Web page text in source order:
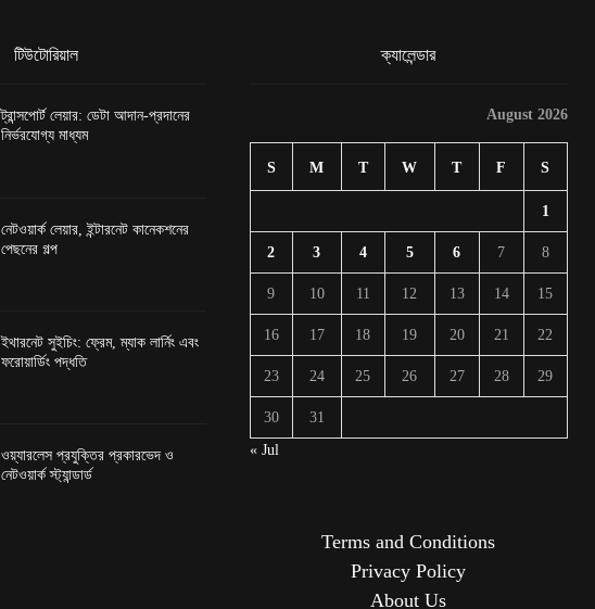
টিউটোরিয়াল
ট্রান্সপোর্ট লেয়ার: ডেটা আদান-প্রদানের
নির্ভরযোগ্য মাধ্যম
নেটওয়ার্ক লেয়ার, ইন্টারনেট কানেকশনের
পেছনের গল্প
ইথারনেট সুইচিং: ফ্রেম, ম্যাক লার্নিং এবং
ফরোয়ার্ডিং পদ্ধতি
ওয়্যারলেস প্রযুক্তির প্রকারভেদ ও
নেটওয়ার্ক স্ট্যান্ডার্ড
ক্যালেন্ডার
August 2026
S M T W T F S
1
2 3 4 5 6 7 8
9 10 11 12 13 14 15
16 17 18 19 20 21 22
23 24 25 26 27 28 29
30
31
« Jul
Terms and Conditions
Privacy Policy
About Us